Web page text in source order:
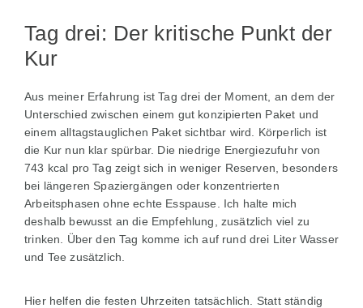
Tag drei: Der kritische Punkt der
Kur
Aus meiner Erfahrung ist Tag drei der Moment, an dem der
Unterschied zwischen einem gut konzipierten Paket und
einem alltagstauglichen Paket sichtbar wird. Körperlich ist
die Kur nun klar spürbar. Die niedrige Energiezufuhr von
743 kcal pro Tag zeigt sich in weniger Reserven, besonders
bei längeren Spaziergängen oder konzentrierten
Arbeitsphasen ohne echte Esspause. Ich halte mich
deshalb bewusst an die Empfehlung, zusätzlich viel zu
trinken. Über den Tag komme ich auf rund drei Liter Wasser
und Tee zusätzlich.
Hier helfen die festen Uhrzeiten tatsächlich. Statt ständig